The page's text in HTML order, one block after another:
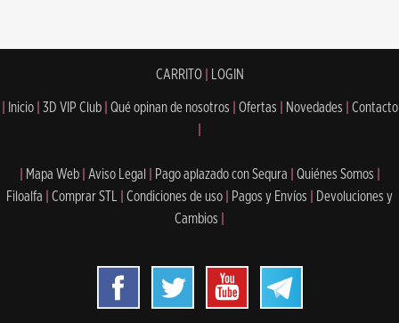
CARRITO| LOGIN
Inicio 3D VIP Club Qué opinan de nosotros Ofertas Novedades
Contacto
Mapa Web Aviso Legal Pago aplazado con Sequra Quiénes Somos
Filoalfa
Comprar STL Condiciones de uso Pagos y Envíos
Devoluciones y
Cambios